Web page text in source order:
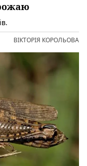
ВІКТОРІЯ КОРОЛЬОВА